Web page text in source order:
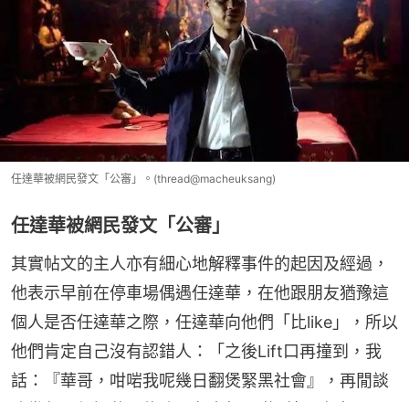
任達華被網民發文「公審」。(thread@macheuksang)
任達華被網民發文「公審」
其實帖文的主人亦有細心地解釋事件的起因及經過，
他表示早前在停車場偶遇任達華，在他跟朋友猶豫這
個人是否任達華之際，任達華向他們「比like」，所以
他們肯定自己沒有認錯人：「之後Lift口再撞到，我
話：『華哥，咁啱我呢幾日翻煲緊黑社會』，再閒談